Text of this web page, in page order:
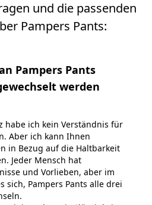
und die passenden
Pampers Pants:
Pampers Pants
werden
habe ich kein Verständnis für
Aber ich kann Ihnen
in Bezug auf die Haltbarkeit
Jeder Mensch hat
und Vorlieben, aber im
sich, Pampers Pants alle drei